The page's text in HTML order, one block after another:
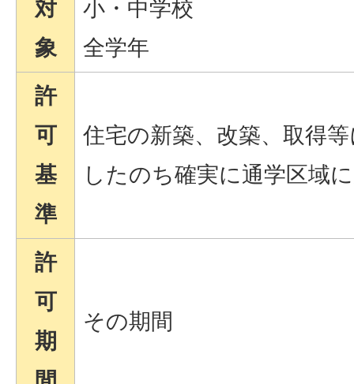
対
象
小・中学校
全学年
許
可
基
準
住宅の新築、改築、取得
したのち確実に通学区域
許
可
期
その期間